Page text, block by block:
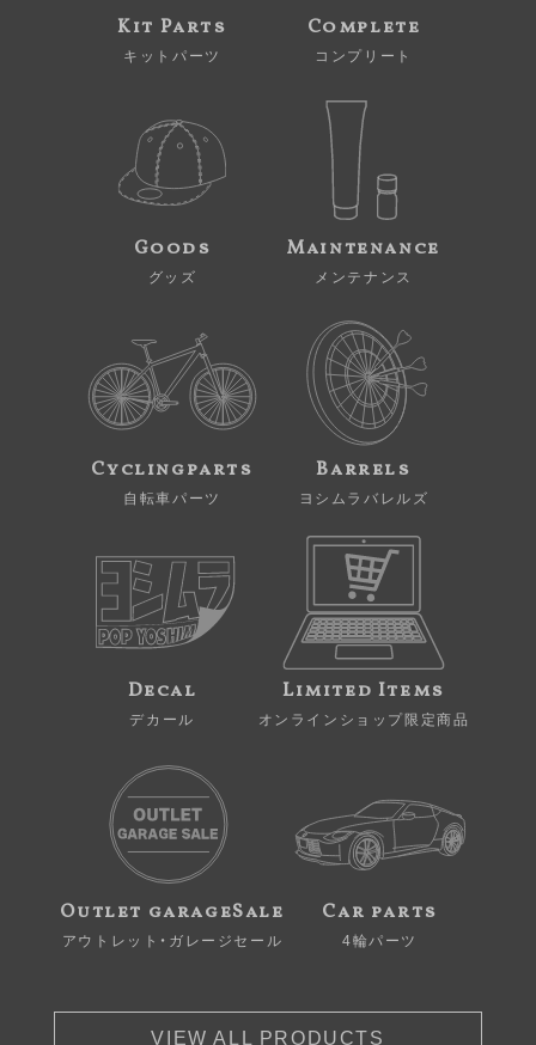
Kit Parts
キットパーツ
Complete
コンプリート
Goods
グッズ
Maintenance
メンテナンス
Cyclingparts
自転車パーツ
Barrels
ヨシムラバレルズ
Decal
デカール
Limited Items
オンラインショップ限定商品
Outlet garageSale
アウトレット・ガレージセール
Car parts
4輪パーツ
VIEW ALL PRODUCTS